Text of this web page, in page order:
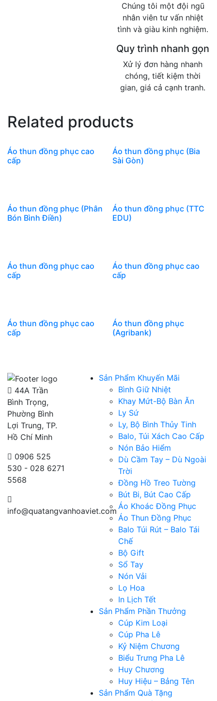
Chúng tôi một đội ngũ
nhân viên tư vấn nhiệt
tình và giàu kinh nghiệm.
Quy trình nhanh gọn
Xử lý đơn hàng nhanh
chóng, tiết kiệm thời
gian, giá cả cạnh tranh.
Related products
Áo thun đồng phục cao
cấp
Áo thun đồng phục (Bia
Sài Gòn)
Áo thun đồng phục (Phân
Bón Bình Điền)
Áo thun đồng phục (TTC
EDU)
Áo thun đồng phục cao
cấp
Áo thun đồng phục cao
cấp
Áo thun đồng phục cao
cấp
Áo thun đồng phục
(Agribank)
44A Trần
Bình Trọng,
Phường Bình
Lợi Trung, TP.
Hồ Chí Minh
0906 525
530 - 028 6271
5568
info@quatangvanhoaviet.com
Sản Phẩm Khuyến Mãi
Bình Giữ Nhiệt
Khay Mứt-Bộ Bàn Ăn
Ly Sứ
Ly, Bộ Bình Thủy Tinh
Balo, Túi Xách Cao Cấp
Nón Bảo Hiểm
Dù Cầm Tay – Dù Ngoài
Trời
Đồng Hồ Treo Tường
Bút Bi, Bút Cao Cấp
Áo Khoác Đồng Phục
Áo Thun Đồng Phục
Balo Túi Rút – Balo Tái
Chế
Bộ Gift
Sổ Tay
Nón Vải
Lọ Hoa
In Lịch Tết
Sản Phẩm Phần Thưởng
Cúp Kim Loại
Cúp Pha Lê
Kỷ Niệm Chương
Biểu Trưng Pha Lê
Huy Chương
Huy Hiệu – Bảng Tên
Sản Phẩm Quà Tặng